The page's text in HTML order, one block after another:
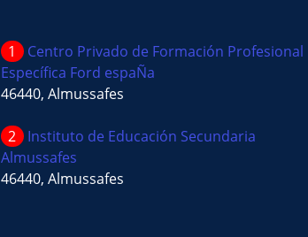
1
Centro Privado de Formación Profesional
Específica Ford espaÑa
46440, Almussafes
2
Instituto de Educación Secundaria
Almussafes
46440, Almussafes